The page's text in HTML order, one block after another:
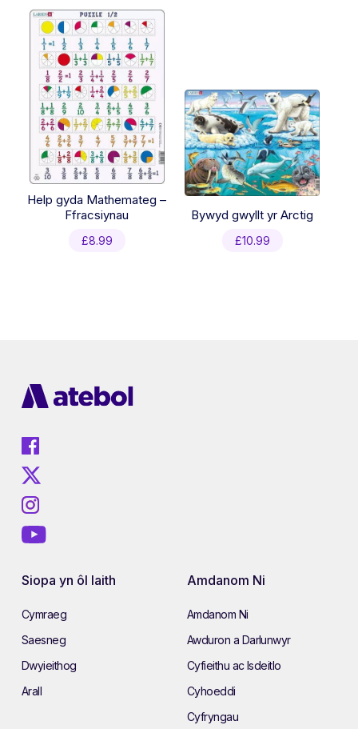
Help gyda Mathemateg –
Ffracsiynau
£8.99
Bywyd gwyllt yr Arctig
£10.99
Siopa yn ôl Iaith
Cymraeg
Saesneg
Dwyieithog
Arall
Amdanom Ni
Amdanom Ni
Awduron a Darlunwyr
Cyfieithu ac Isdeitlo
Cyhoeddi
Cyfryngau